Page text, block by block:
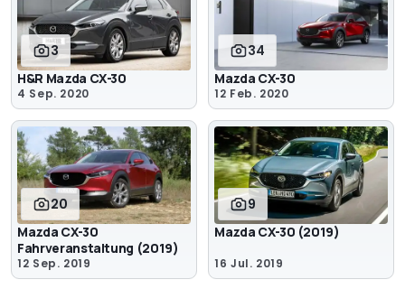
3
H&R Mazda CX-30
4 Sep. 2020
34
Mazda CX-30
12 Feb. 2020
20
Mazda CX-30
Fahrveranstaltung (2019)
12 Sep. 2019
9
Mazda CX-30 (2019)
16 Jul. 2019